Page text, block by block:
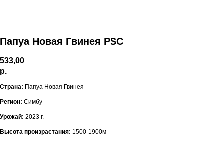
Папуа Новая Гвинея PSC
533,00
р.
Страна: Папуа Новая Гвинея
Регион: Симбу
Урожай: 2023 г.
Высота произрастания: 1500-1900м